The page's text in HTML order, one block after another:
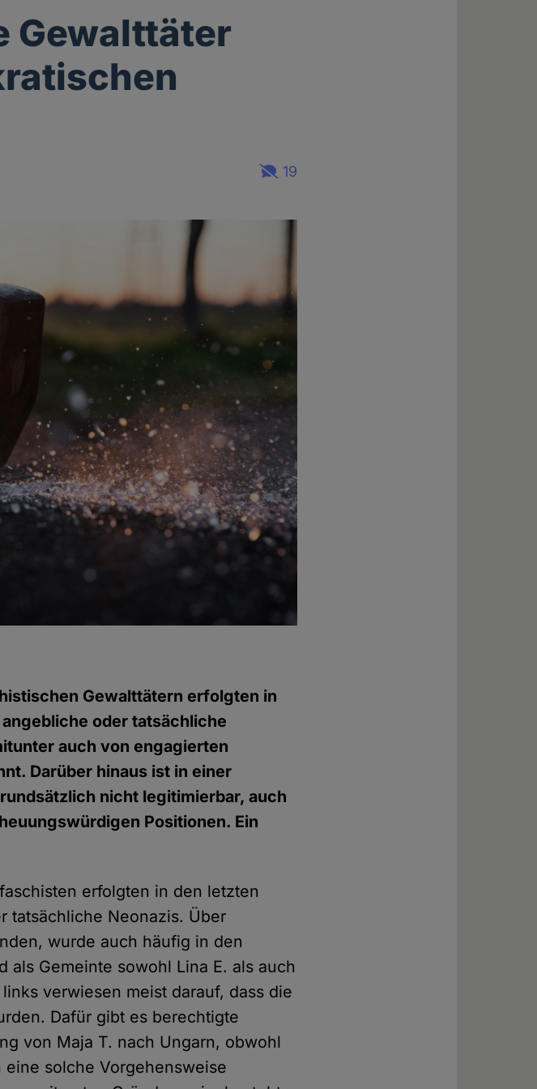
Gewalttäter
19
Gewalttätern erfolgten in
oder tatsächliche
auch von engagierten
Darüber hinaus ist in einer
nicht legitimierbar, auch
Positionen. Ein
erfolgten in den letzten
tatsächliche Neonazis. Über
wurde auch häufig in den
Gemeinte sowohl Lina E. als auch
verwiesen meist darauf, dass die
Dafür gibt es berechtigte
von Maja T. nach Ungarn, obwohl
solche Vorgehensweise